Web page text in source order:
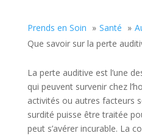
Prends en Soin Santé
Que savoir sur la perte
La perte auditive est l’une
qui peuvent survenir chez
activités ou autres facteurs
surdité puisse être traitée
peut s’avérer incurable. La